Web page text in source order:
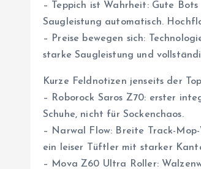
– Teppich ist Wahrheit: Gute
Saugleistung automatisch.
– Preise bewegen sich:
starke Saugleistung und
Kurze Feldnotizen jenseits der
– Roborock Saros Z70: erster
Schuhe, nicht für Sockenchaos.
– Narwal Flow: Breite Track-
ein leiser Tüftler mit starker
– Mova Z60 Ultra Roller: